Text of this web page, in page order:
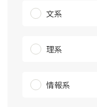
文系
理系
情報系